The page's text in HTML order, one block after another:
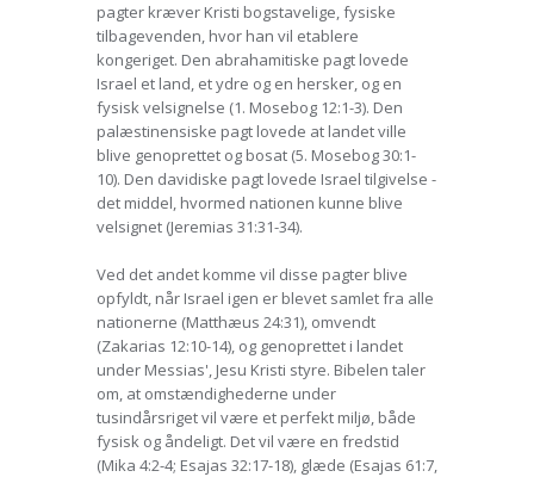
pagter kræver Kristi bogstavelige, fysiske
tilbagevenden, hvor han vil etablere
kongeriget. Den abrahamitiske pagt lovede
Israel et land, et ydre og en hersker, og en
fysisk velsignelse (1. Mosebog 12:1-3). Den
palæstinensiske pagt lovede at landet ville
blive genoprettet og bosat (5. Mosebog 30:1-
10). Den davidiske pagt lovede Israel tilgivelse -
det middel, hvormed nationen kunne blive
velsignet (Jeremias 31:31-34).
Ved det andet komme vil disse pagter blive
opfyldt, når Israel igen er blevet samlet fra alle
nationerne (Matthæus 24:31), omvendt
(Zakarias 12:10-14), og genoprettet i landet
under Messias', Jesu Kristi styre. Bibelen taler
om, at omstændighederne under
tusindårsriget vil være et perfekt miljø, både
fysisk og åndeligt. Det vil være en fredstid
(Mika 4:2-4; Esajas 32:17-18), glæde (Esajas 61:7,